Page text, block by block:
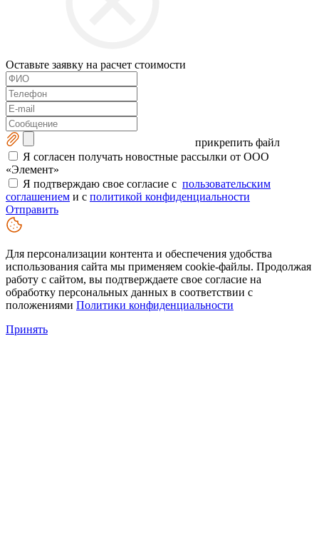
Оставьте заявку на расчет стоимости
прикрепить файл
Я согласен получать новостные рассылки от ООО
«Элемент»
Я подтверждаю свое согласие с пользовательским
соглашением и с политикой конфиденциальности
Отправить
Для персонализации контента и обеспечения удобства
использования сайта мы применяем cookie-файлы. Продолжая
работу с сайтом, вы подтверждаете свое согласие на
обработку персональных данных в соответствии с
положениями Политики конфиденциальности
Принять